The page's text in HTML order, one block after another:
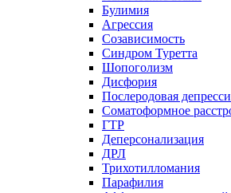
Булимия
Агрессия
Созависимость
Синдром Туретта
Шопоголизм
Дисфория
Послеродовая
Соматоформное
ГТР
Деперсонализация
ДРЛ
Трихотилломания
Парафилия